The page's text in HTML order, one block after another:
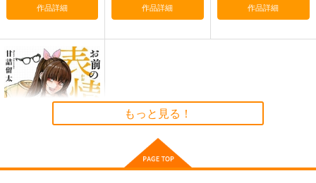
俺は星間国家の悪徳領
主！メカニカルFILE
EAST NUM
専売 3,080円（税込）
アヴィド
カート
INCOMPLETENESS
専売 3,144円 （税込）
その他 名無し
サンプル
カート
麻宮キャラブック
香月舞
マジカルエミ
カート
作品詳細 作品詳細 作品詳細
もっと見る！